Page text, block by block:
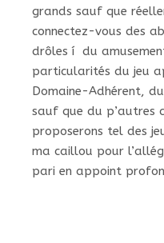
grands sauf que
connectez-vous des
drôles í du
particularités du jeu
Domaine-Adhérent,
sauf que du p’autres
proposerons tel des
ma caillou pour
pari en appoint